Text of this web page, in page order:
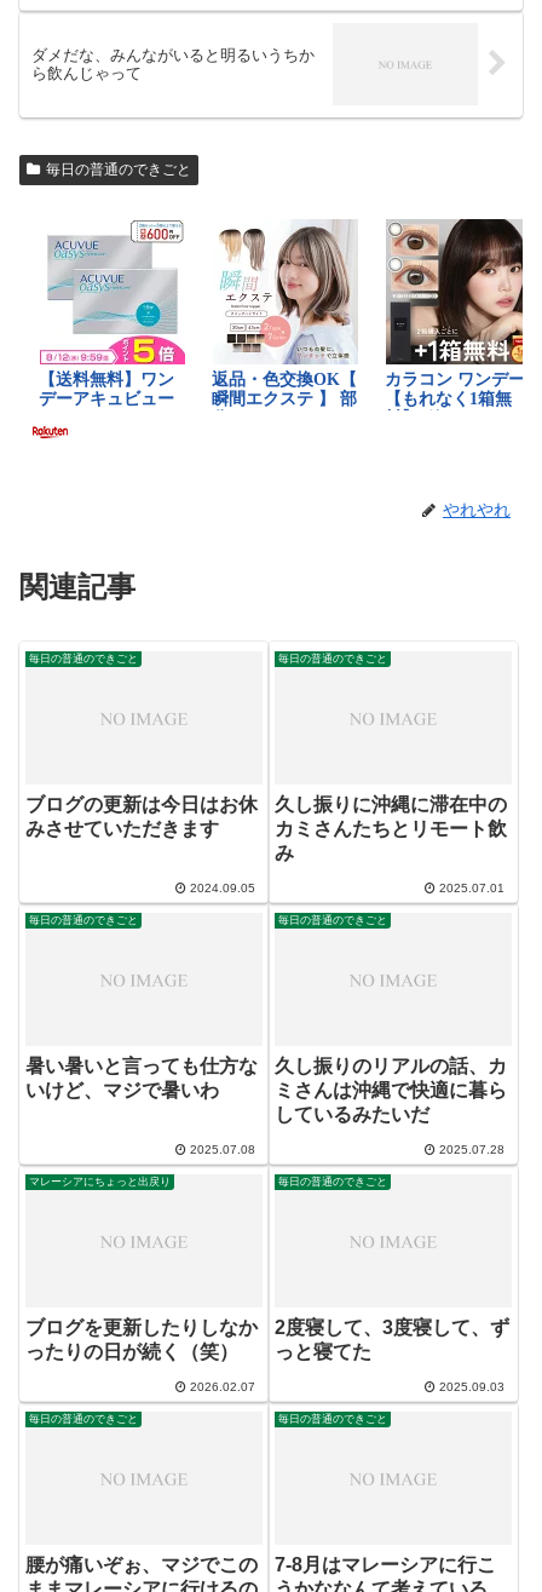
ダメだな、みんながいると明るいうちか
ら飲んじゃって
毎日の普通のできごと
やれやれ
関連記事
毎日の普通のできごと
ブログの更新は今日はお休
みさせていただきます
2024.09.05
毎日の普通のできごと
久し振りに沖縄に滞在中の
カミさんたちとリモート飲
み
2025.07.01
毎日の普通のできごと
暑い暑いと言っても仕方な
いけど、マジで暑いわ
2025.07.08
毎日の普通のできごと
久し振りのリアルの話、カ
ミさんは沖縄で快適に暮ら
しているみたいだ
2025.07.28
マレーシアにちょっと出戻り
ブログを更新したりしなか
ったりの日が続く（笑）
2026.02.07
毎日の普通のできごと
2度寝して、3度寝して、ず
っと寝てた
2025.09.03
毎日の普通のできごと
腰が痛いぞぉ、マジでこの
毎日の普通のできごと
7-8月はマレーシアに行こ